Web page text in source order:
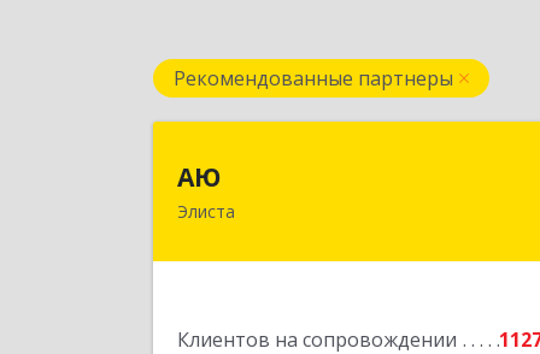
Рекомендованные партнеры
АЮ
Элиста
Клиентов на сопровождении
358009, Калмыкия Респ, Элиста г,